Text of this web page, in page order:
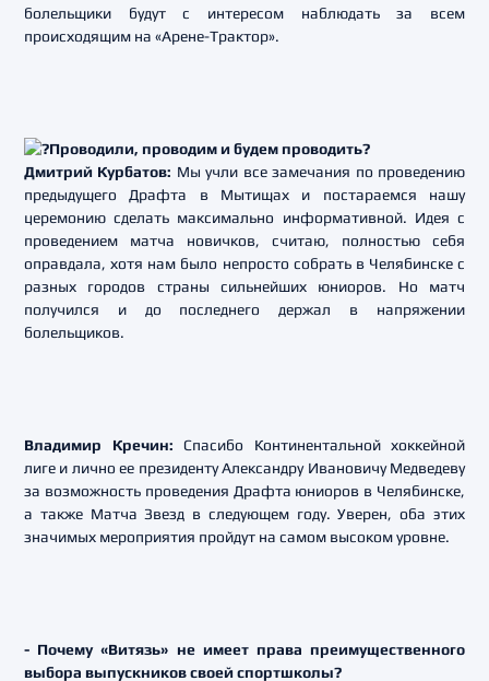
болельщики будут с интересом наблюдать за всем
происходящим на «Арене-Трактор».
Дмитрий Курбатов: Мы учли все замечания по проведению
предыдущего Драфта в Мытищах и постараемся нашу
церемонию сделать максимально информативной. Идея с
проведением матча новичков, считаю, полностью себя
оправдала, хотя нам было непросто собрать в Челябинске с
разных городов страны сильнейших юниоров. Но матч
получился и до последнего держал в напряжении
болельщиков.
Владимир Кречин: Спасибо Континентальной хоккейной
лиге и лично ее президенту Александру Ивановичу Медведеву
за возможность проведения Драфта юниоров в Челябинске,
а также Матча Звезд в следующем году. Уверен, оба этих
значимых мероприятия пройдут на самом высоком уровне.
- Почему «Витязь» не имеет права преимущественного
выбора выпускников своей спортшколы?